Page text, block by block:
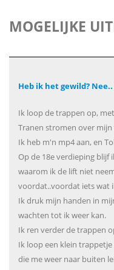
MOGELIJKE
Heb ik het gewild? Nee..
Ik loop de trappen op,
Tranen stromen over
Ik heb m'n mp4 aan, en
Op de 18e verdieping blijf
waarom ik de lift niet
voordat..voordat iets wat
Ik druk mijn handen in
wachten tot ik weer kan.
Ik ren verder de trappen
Ik loop een klein
die me weer naar buiten